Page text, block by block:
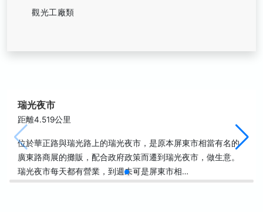
觀光工廠類
瑞光夜市
距離4.519公里
位於華正路與瑞光路上的瑞光夜市，是原本屏東市相當有名的
廣東路商展的攤販，配合政府政策而遷到瑞光夜市，做生意。
瑞光夜市每天都有營業，到週未可是屏東市相…